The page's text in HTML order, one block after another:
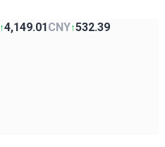
↑4,149.01CNY↑532.39